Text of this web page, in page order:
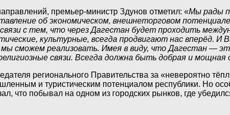
премьер-министр Здунов отметил: «Мы рады
об экономическом, внешнеторговом
с тем, что через Дагестан будет проходить
культурные, всегда продвигают нас вперёд. И
сможем реализовать. Имея в виду, что Дагестан —
связи. Всегда должна быть добрая и
регионального Правительства за «невероятно
и туристическим потенциалом республики. Но
что побывал на одном из городских рынков, где